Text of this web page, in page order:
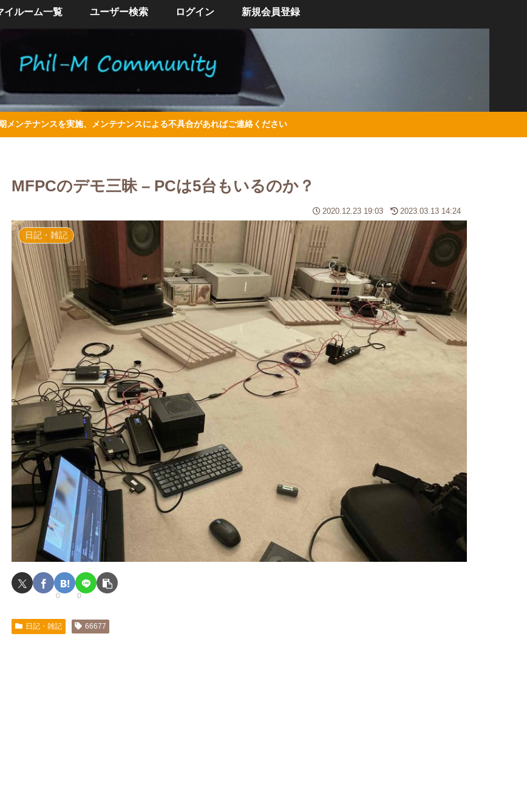
イルーム一覧 ユーザー検索 ログイン 新規会員登録
メンテナンスを実施、メンテナンスによる不具合があればご連絡ください
MFPCのデモ三昧 – PCは5台もいるのか？
2020.12.23 19:03 2023.03.13 14:24
日記・雑記
0 0
日記・雑記 66677